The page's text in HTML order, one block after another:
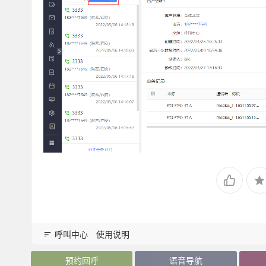
呼叫中心 使用说明
预约回呼 语音导航